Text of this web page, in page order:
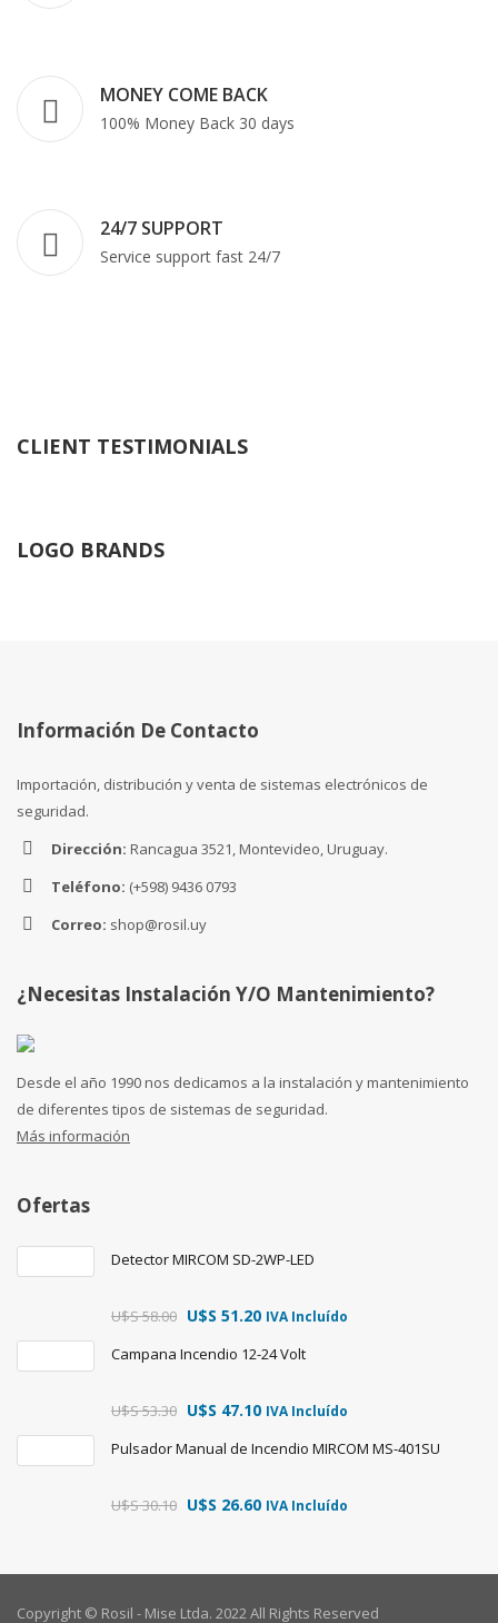
MONEY COME BACK
100% Money Back 30 days
24/7 SUPPORT
Service support fast 24/7
CLIENT TESTIMONIALS
LOGO BRANDS
Información De Contacto
Importación, distribución y venta de sistemas electrónicos de
seguridad.
Dirección: Rancagua 3521, Montevideo, Uruguay.
Teléfono: (+598) 9436 0793
Correo: shop@rosil.uy
¿Necesitas Instalación Y/o Mantenimiento?
Desde el año 1990 nos dedicamos a la instalación y mantenimiento
de diferentes tipos de sistemas de seguridad.
Más información
Ofertas
Detector MIRCOM SD-2WP-LED
U$S58.00 U$S 51.20 IVA Incluído
Campana Incendio 12-24 Volt
U$S53.30 U$S 47.10 IVA Incluído
Pulsador Manual de Incendio MIRCOM MS-401SU
U$S30.10 U$S 26.60 IVA Incluído
Copyright © Rosil - Mise Ltda. 2022 All Rights Reserved